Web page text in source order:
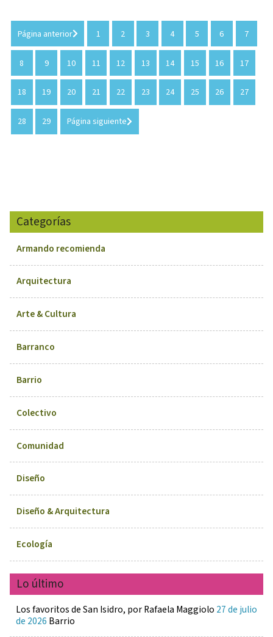
Página anterior 1 2 3 4 5 6 7
8 9 10 11 12 13 14 15 16 17
18 19 20 21 22 23 24 25 26 27
28 29 Página siguiente
Categorías
Armando recomienda
Arquitectura
Arte & Cultura
Barranco
Barrio
Colectivo
Comunidad
Diseño
Diseño & Arquitectura
Ecología
Lo último
Los favoritos de San Isidro, por Rafaela Maggiolo 27 de julio
de 2026 Barrio